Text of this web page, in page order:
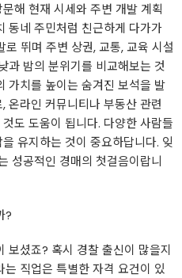
해 현재 시세와 주변 개발 계획
동네 주민처럼 친근하게 다가가
뛰며 주변 상권, 교통, 교육 시설
과 밤의 분위기를 비교해보는 것
가치를 높이는 숨겨진 보석을 발
온라인 커뮤니티나 부동산 관련
도 도움이 됩니다. 다양한 사람들
유지하는 것이 중요하답니다. 잊
성공적인 경매의 첫걸음이랍니
?
보셨죠? 혹시 경찰 출신이 많을지
는 직업은 특별한 자격 요건이 있